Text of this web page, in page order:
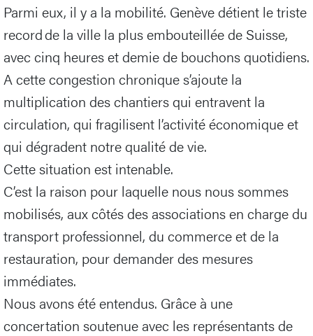
Parmi eux, il y a la mobilité. Genève détient le triste
record de la ville la plus embouteillée de Suisse,
avec cinq heures et demie de bouchons quotidiens.
A cette congestion chronique s’ajoute la
multiplication des chantiers qui entravent la
circulation, qui fragilisent l’activité économique et
qui dégradent notre qualité de vie.
Cette situation est intenable.
C’est la raison pour laquelle nous nous sommes
mobilisés, aux côtés des associations en charge du
transport professionnel, du commerce et de la
restauration, pour demander des mesures
immédiates.
Nous avons été entendus. Grâce à une
concertation soutenue avec les représentants de